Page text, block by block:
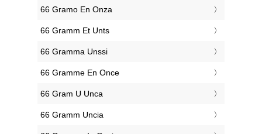
‎66 Gramo En Onza
‎66 Gramm Et Unts
‎66 Gramma Unssi
‎66 Gramme En Once
‎66 Gram U Unca
‎66 Gramm Uncia